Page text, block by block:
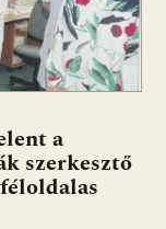
a
szerkesztő